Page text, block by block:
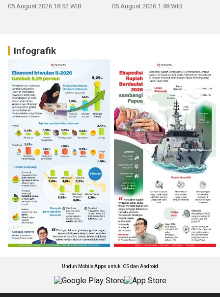
05 August 2026 18:52 WIB 05 August 2026 1:48 WIB
Infografik
Unduh Mobile Apps untuk iOS dan Android